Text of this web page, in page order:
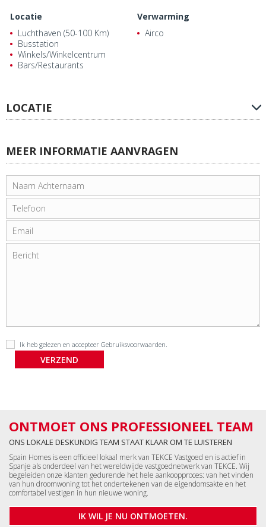
Locatie
Luchthaven (50-100 Km)
Busstation
Winkels/Winkelcentrum
Bars/Restaurants
Verwarming
Airco
LOCATIE
MEER INFORMATIE AANVRAGEN
Ik heb gelezen en accepteer Gebruiksvoorwaarden.
ONTMOET ONS PROFESSIONEEL TEAM
ONS LOKALE DESKUNDIG TEAM STAAT KLAAR OM TE LUISTEREN
Spain Homes is een officieel lokaal merk van TEKCE Vastgoed en is actief in
Spanje als onderdeel van het wereldwijde vastgoednetwerk van TEKCE. Wij
begeleiden onze klanten gedurende het hele aankoopproces: van het vinden
van hun droomwoning tot het ondertekenen van de eigendomsakte en het
comfortabel vestigen in hun nieuwe woning.
IK WIL JE NU ONTMOETEN.